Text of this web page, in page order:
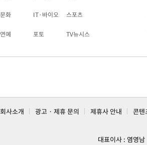
문화 IT·바이오 스포츠
연예 포토 TV뉴시스
회사소개 광고 · 제휴 문의 제휴사 안내 콘텐
대표이사 : 염영남